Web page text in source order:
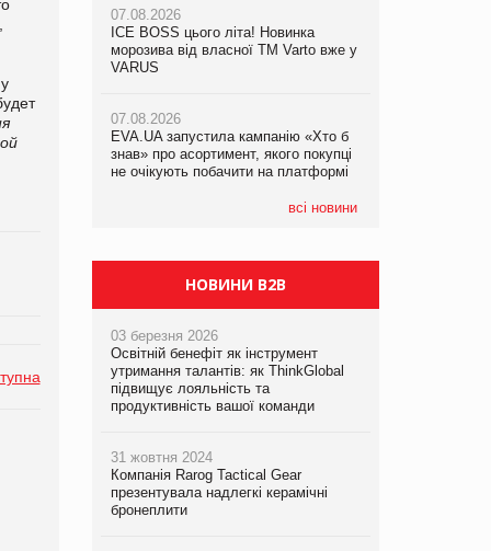
07.08.2026
ICE BOSS цього літа! Новинка
морозива від власної ТМ Varto вже у
VARUS
07.08.2026
EVA.UA запустила кампанію «Хто б
знав» про асортимент, якого покупці
не очікують побачити на платформі
всі новини
07.08.2026
ICE BOSS цього літа! Новинка
морозива від власної ТМ Varto вже у
VARUS
07.08.2026
EVA.UA запустила кампанію «Хто б
знав» про асортимент, якого покупці
не очікують побачити на платформі
07.08.2026
Франція заборонила рекламні дзвінки
НОВИНИ B2B
03 березня 2026
Освітній бенефіт як інструмент
утримання талантів: як ThinkGlobal
підвищує лояльність та
продуктивність вашої команди
31 жовтня 2024
Компанія Rarog Tactical Gear
презентувала надлегкі керамічні
бронеплити